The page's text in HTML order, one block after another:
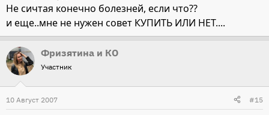
Не сичтая конечно болезней, если что??
и еще..мне не нужен совет КУПИТЬ ИЛИ НЕТ....
Фризятина и КО
Участник
10 Август 2007 #15